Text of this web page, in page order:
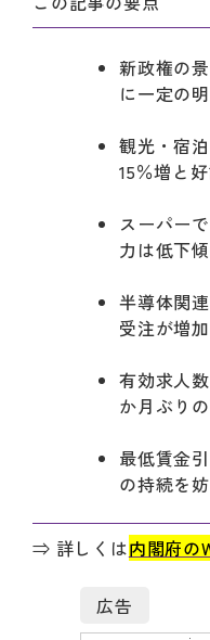
新政権の
に一定の
観光・宿
15％増と
スーパー
力は低下
半導体関
受注が増加
有効求人
か月ぶり
最低賃金
の持続を
⇒ 詳しくは内閣府の
広告